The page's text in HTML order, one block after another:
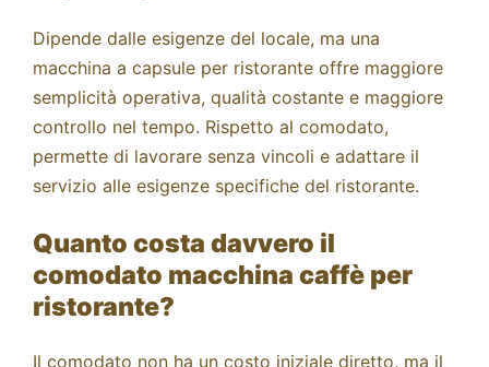
Dipende dalle esigenze del locale, ma una
macchina a capsule per ristorante offre maggiore
semplicità operativa, qualità costante e maggiore
controllo nel tempo. Rispetto al comodato,
permette di lavorare senza vincoli e adattare il
servizio alle esigenze specifiche del ristorante.
Quanto costa davvero il
comodato macchina caffè per
ristorante?
Il comodato non ha un costo iniziale diretto, ma il